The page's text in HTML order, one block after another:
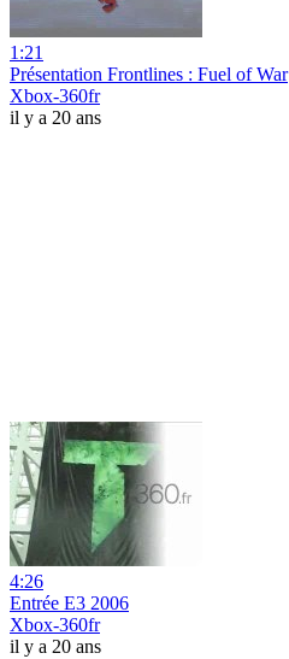
1:21
Présentation Frontlines : Fuel of War
Xbox-360fr
il y a 20 ans
4:26
Entrée E3 2006
Xbox-360fr
il y a 20 ans